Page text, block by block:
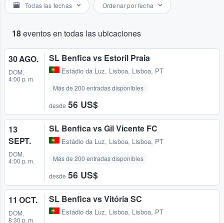
Todas las fechas Ordenar por fecha
18eventos en todas las ubicaciones
30 AGO.
DOM.
4:00 p. m.
SL Benfica vs Estoril Praia
Estádio da Luz, Lisboa, Lisboa, PT
Más de 200 entradas disponibles
desde 56 US$
13
SEPT.
DOM.
4:00 p. m.
SL Benfica vs Gil Vicente FC
Estádio da Luz, Lisboa, Lisboa, PT
Más de 200 entradas disponibles
desde 56 US$
11 OCT.
DOM.
8:30 p. m.
SL Benfica vs Vitória SC
Estádio da Luz, Lisboa, Lisboa, PT